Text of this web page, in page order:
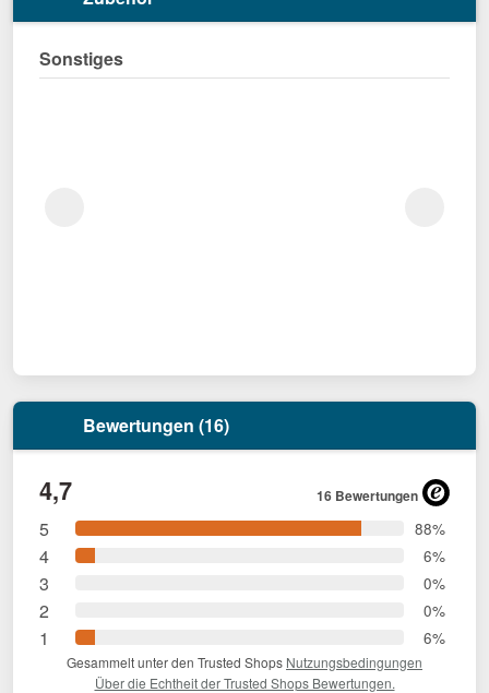
Sonstiges
Bewertungen (16)
4,7 16 Bewertungen
5 88%
4 6%
3 0%
2 0%
1 6%
Gesammelt unter den Trusted Shops Nutzungsbedingungen
Über die Echtheit der Trusted Shops Bewertungen.